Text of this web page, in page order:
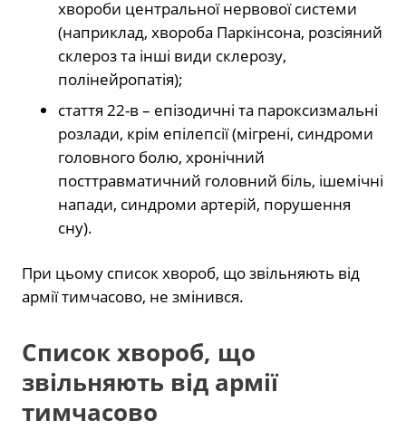
хвороби центральної нервової системи
(наприклад, хвороба Паркінсона, розсіяний
склероз та інші види склерозу,
полінейропатія);
стаття 22-в – епізодичні та пароксизмальні
розлади, крім епілепсії (мігрені, синдроми
головного болю, хронічний
посттравматичний головний біль, ішемічні
напади, синдроми артерій, порушення
сну).
При цьому список хвороб, що звільняють від
армії тимчасово, не змінився.
Список хвороб, що
звільняють від армії
тимчасово